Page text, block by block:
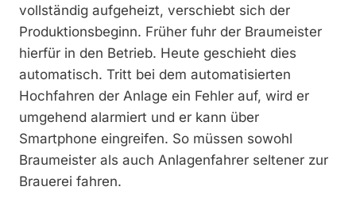
vollständig aufgeheizt, verschiebt sich der
Produktionsbeginn. Früher fuhr der Braumeister
hierfür in den Betrieb. Heute geschieht dies
automatisch. Tritt bei dem automatisierten
Hochfahren der Anlage ein Fehler auf, wird er
umgehend alarmiert und er kann über
Smartphone eingreifen. So müssen sowohl
Braumeister als auch Anlagenfahrer seltener zur
Brauerei fahren.